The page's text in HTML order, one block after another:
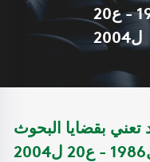
البحوث العلمي ع8ل1986 - ع20
ل2004
تعني بقضايا البحوث